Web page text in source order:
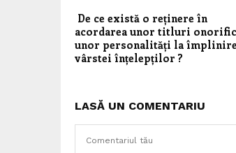
De ce există o reținere în
acordarea unor titluri
unor personalități la
vârstei înțelepților ?
LASĂ UN COMENTARIU